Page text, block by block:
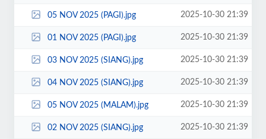
05 NOV 2025 (PAGI).jpg 2025-10-30 21:39
01 NOV 2025 (PAGI).jpg 2025-10-30 21:39
03 NOV 2025 (SIANG).jpg 2025-10-30 21:39
04 NOV 2025 (SIANG).jpg 2025-10-30 21:39
05 NOV 2025 (MALAM).jpg 2025-10-30 21:39
02 NOV 2025 (SIANG).jpg 2025-10-30 21:39